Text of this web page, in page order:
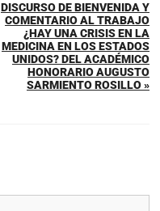
DISCURSO DE BIENVENIDA Y
COMENTARIO AL TRABAJO
¿HAY UNA CRISIS EN LA
MEDICINA EN LOS ESTADOS
UNIDOS? DEL ACADÉMICO
HONORARIO AUGUSTO
SARMIENTO ROSILLO »